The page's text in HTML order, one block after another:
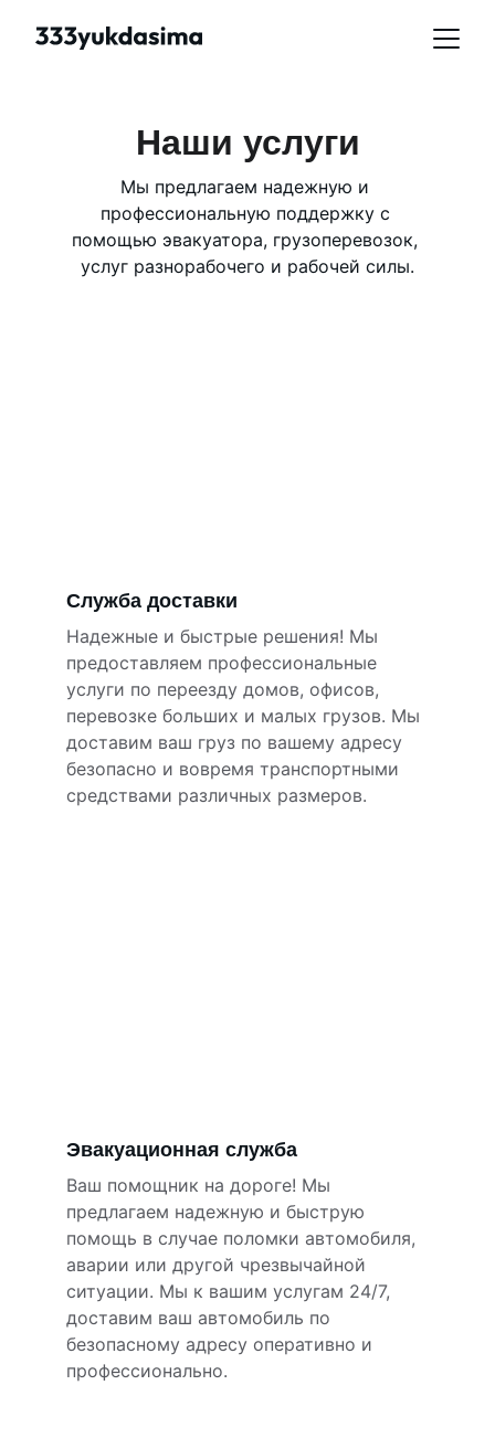
Наши услуги
Мы предлагаем надежную и
профессиональную поддержку с
помощью эвакуатора, грузоперевозок,
услуг разнорабочего и рабочей силы.
Служба доставки
Надежные и быстрые решения! Мы
предоставляем профессиональные
услуги по переезду домов, офисов,
перевозке больших и малых грузов. Мы
доставим ваш груз по вашему адресу
безопасно и вовремя транспортными
средствами различных размеров.
Эвакуационная служба
Ваш помощник на дороге! Мы
предлагаем надежную и быструю
помощь в случае поломки автомобиля,
аварии или другой чрезвычайной
ситуации. Мы к вашим услугам 24/7,
доставим ваш автомобиль по
безопасному адресу оперативно и
профессионально.